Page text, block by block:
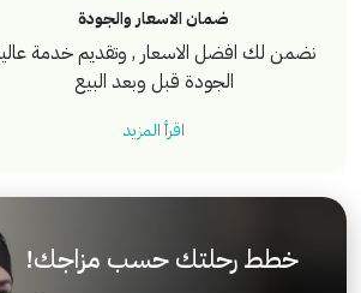
ضمان الاسعار والجودة
نضمن لك افضل الاسعار , وتقديم خدمة
الجودة قبل وبعد البيع
اقرأ المزيد
خطط رحلتك حسب مزاجك!